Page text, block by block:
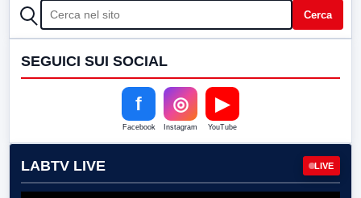
CERCA Cerca
SEGUICI SUI SOCIAL
f
Facebook
◎
Instagram
▶
YouTube
LABTV LIVE LIVE